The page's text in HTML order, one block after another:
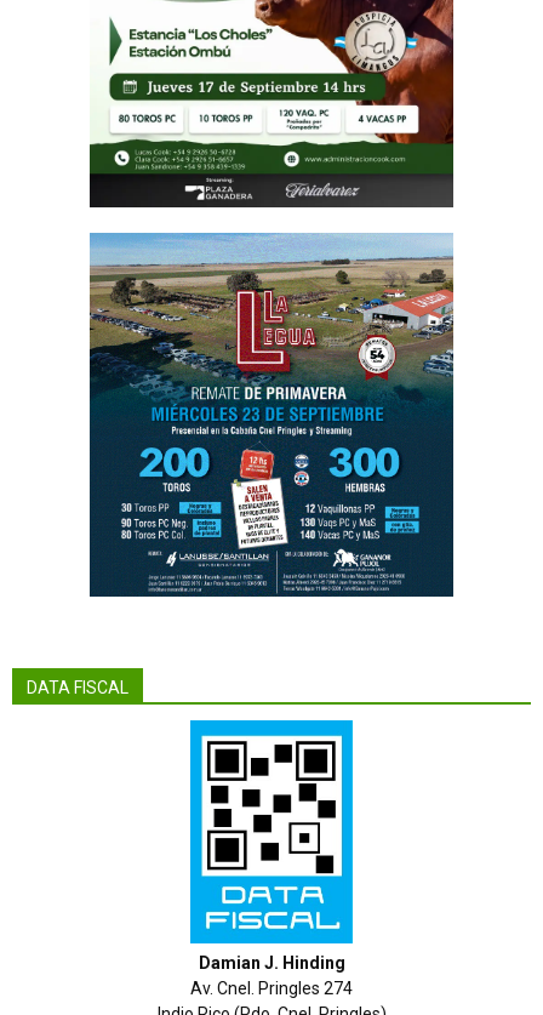
DATA FISCAL
Damian J. Hinding
Av. Cnel. Pringles 274